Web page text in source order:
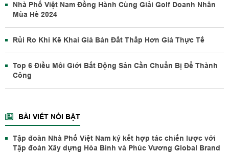
Nhà Phố Việt Nam Đồng Hành Cùng Giải Golf Doanh Nhân
Mùa Hè 2024
Rủi Ro Khi Kê Khai Giá Bán Đất Thấp Hơn Giá Thực Tế
Top 6 Điều Môi Giới Bất Động Sản Cần Chuẩn Bị Để Thành
Công
BÀI VIẾT NỔI BẬT
Tập đoàn Nhà Phố Việt Nam ký kết hợp tác chiến lược với
Tập đoàn Xây dựng Hòa Bình và Phúc Vương Global Brand